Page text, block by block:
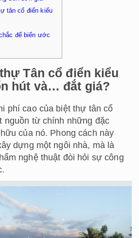
tân cổ điển kiểu
để biến ước
Tân cổ điển kiểu
hút và… đắt giá?
phí cao của biệt thự tân cổ
nguồn từ chính những đặc
của nó. Phong cách này
dựng một ngôi nhà, mà là
nghệ thuật đòi hỏi sự công